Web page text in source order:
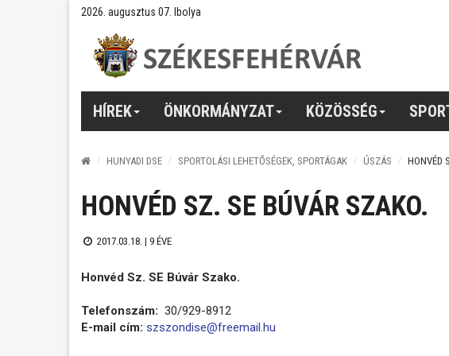
2026. augusztus 07. Ibolya
HÍREK ÖNKORMÁNYZAT KÖZÖSSÉG
HUNYADI DSE SPORTOLÁSI LEHETŐSÉGEK, SPORTÁGAK ÚSZÁS HONVÉD
HONVÉD SZ. SE BÚVÁR SZAKO.
2017.03.18. | 9 ÉVE
Honvéd Sz. SE Búvár Szako.
Telefonszám: 30/929-8912
E-mail cím: szszondise@freemail.hu